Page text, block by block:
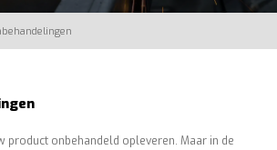
product onbehandeld opleveren. Maar in de